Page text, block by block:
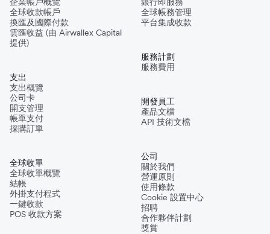
全球收款帳戶
換匯及國際付款
雲匯收益 (由 Airwallex Capital
提供)
支出
支出概覽
公司卡
開支管理
帳單支付
採購訂單
全球收單
全球收單概覽
結帳
外掛支付程式
一鍵收款
POS 收款方案
全球帳務管理
平台集成收款
服務計劃
服務費用
開發員工
產品文檔
API 技術文檔
公司
關於我們
營運原則
使用條款
Cookie 設置中心
招聘
合作夥伴計劃
獎賞